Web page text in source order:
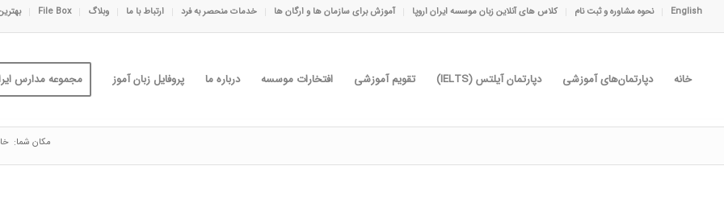
English نحوه مشاوره و ثبت نام کلاس های آنلاین زبان موسسه ایران اروپا آموزش برای سازمان ها و ارگان ها خدمات منحصر به فرد ارتباط با ما وبلاگ File Box
خانه دپارتمان‌های آموزشی دپارتمان آیلتس (IELTS) تقویم آموزشی افتخارات موسسه درباره ما پروفایل زبان آموز مجموعه مدارس
مکان شما: